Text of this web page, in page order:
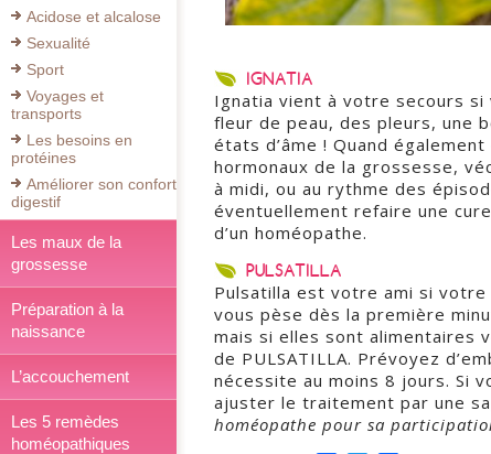
Acidose et alcalose
Sexualité
Sport
Voyages et
transports
Les besoins en
protéines
Améliorer son confort
digestif
Les maux de la
grossesse
Préparation à la
naissance
L’accouchement
Les 5 remèdes
homéopathiques
IGNATIA
Ignatia vient à votre secours si
fleur de peau, des pleurs, une
états d’âme ! Quand
hormonaux de la grossesse,
à midi, ou au rythme des
éventuellement refaire une
d’un homéopathe.
PULSATILLA
Pulsatilla est votre ami si
vous pèse dès la première
mais si elles sont alimentaires
de PULSATILLA. Prévoyez
nécessite au moins 8 jours. Si
ajuster le traitement par une
homéopathe pour sa